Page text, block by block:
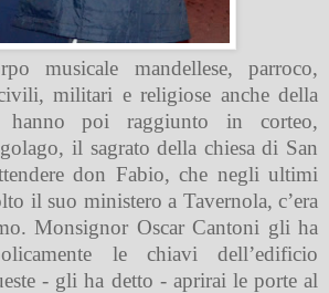
musicale mandellese, parroco,
militari e religiose anche della
hanno poi raggiunto in corteo,
il sagrato della chiesa di San
don Fabio, che negli ultimi
il suo ministero a Tavernola, c’era
Monsignor Oscar Cantoni gli ha
le chiavi dell’edificio
- gli ha detto - aprirai le porte al